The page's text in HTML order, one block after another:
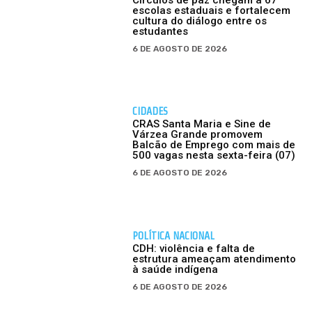
escolas estaduais e fortalecem
cultura do diálogo entre os
estudantes
6 DE AGOSTO DE 2026
CIDADES
CRAS Santa Maria e Sine de
Várzea Grande promovem
Balcão de Emprego com mais de
500 vagas nesta sexta-feira (07)
6 DE AGOSTO DE 2026
POLÍTICA NACIONAL
CDH: violência e falta de
estrutura ameaçam atendimento
à saúde indígena
6 DE AGOSTO DE 2026